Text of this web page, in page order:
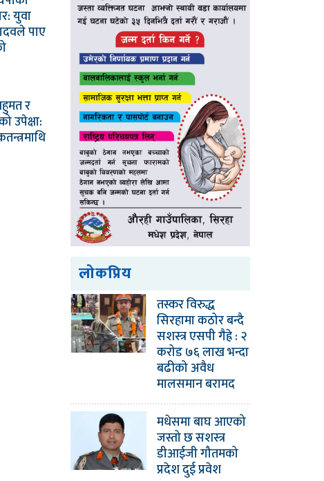
युवा
पाए
र
उपेक्षा:
लोकप्रिय
तस्कर विरुद्ध
सिरहामा कठोर बन्दै
सशस्त्र एसपी गैह्रे : २
करोड ७६ लाख भन्दा
बढीको अवैध
मालसमान बरामद
मधेसमा बाघ आएको
जस्तो छ सशस्त्र
डीआईजी गौतमको
प्रदेश दुई प्रवेश